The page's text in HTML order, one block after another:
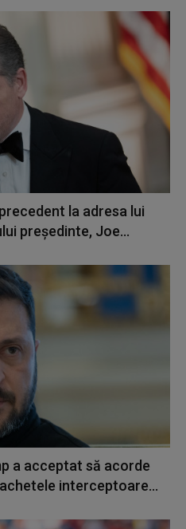
la adresa lui
președinte, Joe...
a acceptat să acorde
interceptoare...